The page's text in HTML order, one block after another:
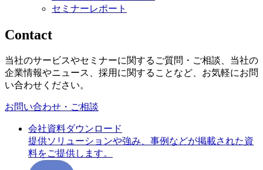
セミナーレポート
Contact
当社のサービスやセミナーに関するご質問・ご相談、当社の
企業情報やニュース、採用に関することなど、お気軽にお問
い合わせください。
お問い合わせ・ご相談
会社資料ダウンロード
提供ソリューションや強み、事例などが掲載された資
料をご提供します。